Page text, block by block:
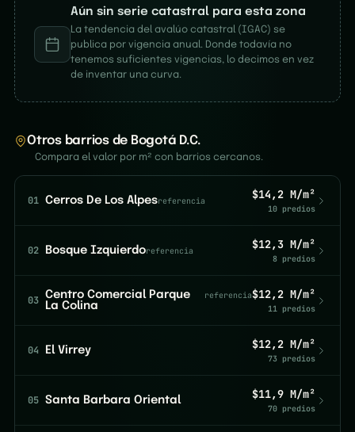
Aún sin serie catastral para esta zona
La tendencia del avalúo catastral (IGAC) se
publica por vigencia anual. Donde todavía no
tenemos suficientes vigencias, lo decimos en vez
de inventar una curva.
Otros barrios de Bogotá D.C.
Compara el valor por m² con barrios cercanos.
01 Cerros De Los Alpesreferencia $14,2 M/m²
10 predios
02 Bosque Izquierdoreferencia $12,3 M/m²
8 predios
03 Centro Comercial Parque
La Colina
referencia$12,2 M/m²
11 predios
04 El Virrey $12,2 M/m²
73 predios
05 Santa Barbara Oriental $11,9 M/m²
70 predios